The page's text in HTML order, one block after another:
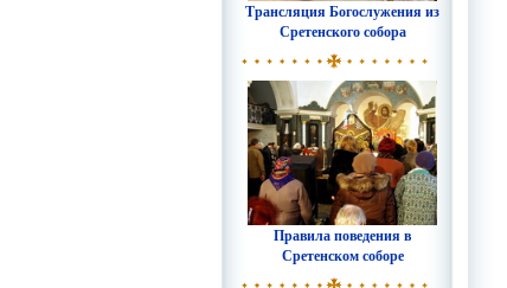
Трансляция Богослужения из
Сретенского собора
Правила поведения в
Сретенском соборе